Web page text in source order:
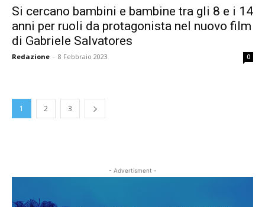
Si cercano bambini e bambine tra gli 8 e i 14
anni per ruoli da protagonista nel nuovo film
di Gabriele Salvatores
Redazione - 8 Febbraio 2023 0
1 2 3
- Advertisment -